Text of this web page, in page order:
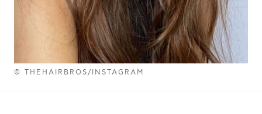
© THEHAIRBROS/INSTAGRAM